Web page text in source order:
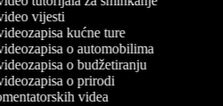
vijesti
kućne ture
o automobilima
o budžetiranju
o prirodi
videa